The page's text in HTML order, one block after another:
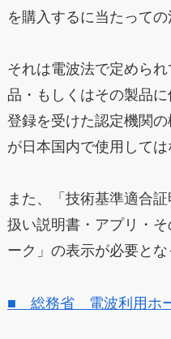
を購入するに当たっての
それは電波法で定めら
品・もしくはその製品
登録を受けた認定機関
が日本国内で使用しては
また、「技術基準適合
扱い説明書・アプリ・
ーク」の表示が必要とな
■ 総務省 電波利用ホ